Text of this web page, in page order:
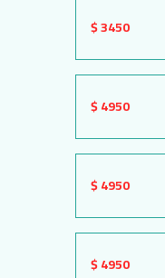
3450 $
4950 $
4950 $
4950 $